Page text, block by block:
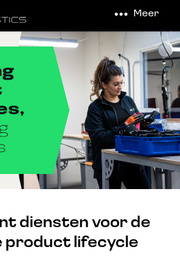
Meer
diensten voor de
product lifecycle